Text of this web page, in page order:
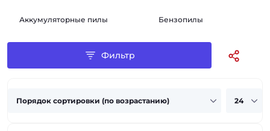
Аккумуляторные пилы Бензопилы
Фильтр